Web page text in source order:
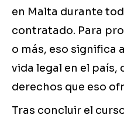
en Malta durante
contratado. Para
o más, eso significa
vida legal en el
derechos que eso
Tras concluir el